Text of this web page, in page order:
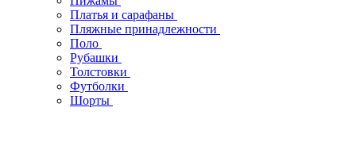
Платья и сарафаны
Пляжные принадлежности
Поло
Рубашки
Толстовки
Футболки
Шорты